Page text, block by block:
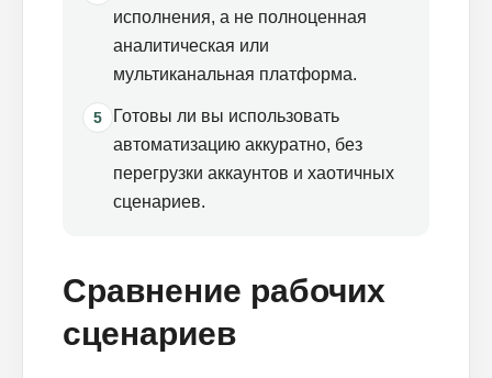
исполнения, а не полноценная
аналитическая или
мультиканальная платформа.
5
Готовы ли вы использовать
автоматизацию аккуратно, без
перегрузки аккаунтов и хаотичных
сценариев.
Сравнение рабочих
сценариев